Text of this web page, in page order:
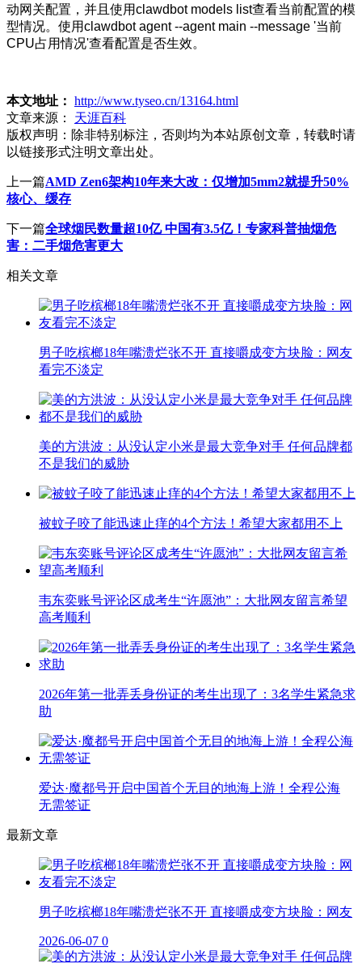
动网关配置，并且使用clawdbot models list查看当前配置的模
型情况。使用clawdbot agent --agent main --message '当前
CPU占用情况'查看配置是否生效。
本文地址： http://www.tyseo.cn/13164.html
文章来源：
天涯百科
版权声明： 除非特别标注，否则均为本站原创文章，转载时请
以链接形式注明文章出处。
上一篇AMD Zen6架构10年来大改：仅增加5mm2就提升50%
核心、缓存
下一篇全球烟民数量超10亿 中国有3.5亿！专家科普抽烟危
害：二手烟危害更大
相关文章
男子吃槟榔18年嘴溃烂张不开 直接嚼成变方块脸：网友
看完不淡定
美的方洪波：从没认定小米是最大竞争对手 任何品牌都
不是我们的威胁
被蚊子咬了能迅速止痒的4个方法！希望大家都用不上
韦东奕账号评论区成考生“许愿池”：大批网友留言希望
高考顺利
2026年第一批弄丢身份证的考生出现了：3名学生紧急求
助
爱达·魔都号开启中国首个无目的地海上游！全程公海
无需签证
最新文章
男子吃槟榔18年嘴溃烂张不开 直接嚼成变方块脸：网友
2026-06-07 0